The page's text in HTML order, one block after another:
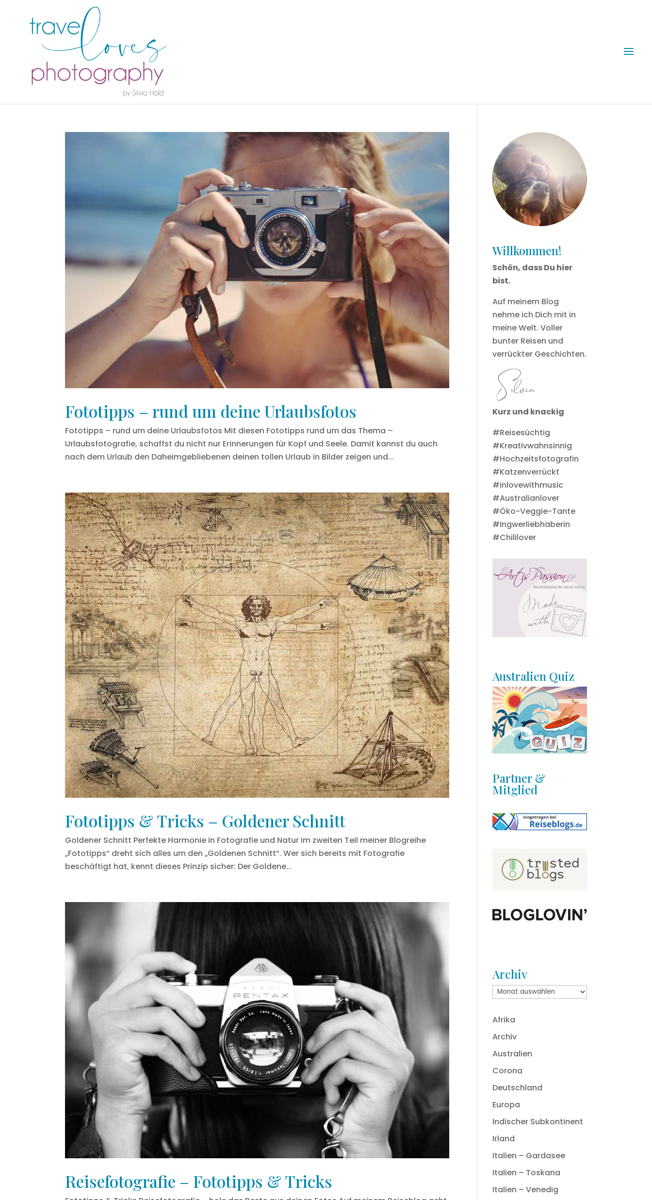
Fototipps – rund um deine Urlaubsfotos
Fototipps – rund um deine Urlaubsfotos Mit diesen Fototipps rund um das Thema –
Urlaubsfotografie, schaffst du nicht nur Erinnerungen für Kopf und Seele. Damit kannst du auch
nach dem Urlaub den Daheimgebliebenen deinen tollen Urlaub in Bilder zeigen und...
Fototipps & Tricks – Goldener Schnitt
Goldener Schnitt Perfekte Harmonie in Fotografie und Natur Im zweiten Teil meiner Blogreihe
„Fototipps“ dreht sich alles um den „Goldenen Schnitt“. Wer sich bereits mit Fotografie
beschäftigt hat, kennt dieses Prinzip sicher: Der Goldene...
Reisefotografie – Fototipps & Tricks
Willkommen!
Schön, dass Du hier
bist.
Auf meinem Blog
nehme ich Dich mit in
meine Welt. Voller
bunter Reisen und
verrückter Geschichten.
Kurz und knackig
#Reisesüchtig
#Kreativwahnsinnig
#Hochzeitsfotografin
#Katzenverrückt
#inlovewithmusic
#Australianlover
#Öko-Veggie-Tante
#Ingwerliebhaberin
#Chililover
Australien Quiz
Partner &
Mitglied
Archiv
Archiv
Afrika
Archiv
Australien
Corona
Deutschland
Europa
Indischer Subkontinent
Irland
Italien – Gardasee
Italien – Toskana
Italien – Venedig